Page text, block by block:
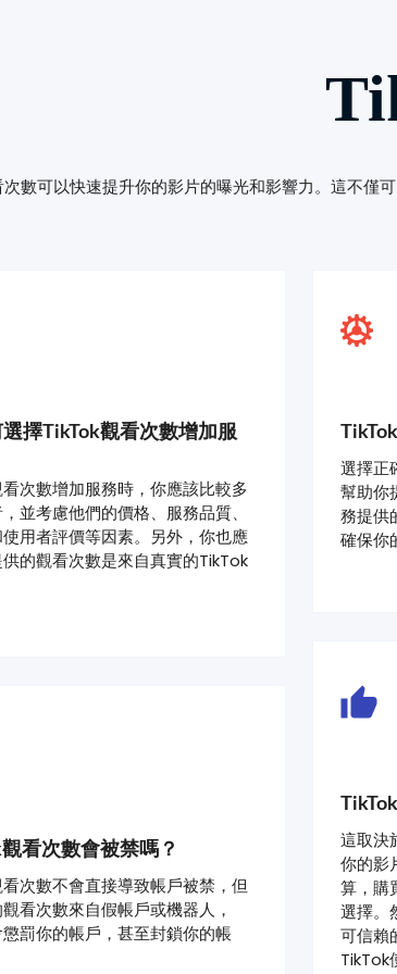
數可以快速提升你的影片的曝光和影響力。這不僅
擇TikTok觀看次數增加服
次數增加服務時，你應該比較多
並考慮他們的價格、服務品質、
用者評價等因素。另外，你也應
的觀看次數是來自真實的TikTok
看次數會被禁嗎？
次數不會直接導致帳戶被禁，但
看次數來自假帳戶或機器人，
罰你的帳戶，甚至封鎖你的帳
選擇正
幫助你
務提供
確保你
這取決
你的影
算，購
選擇。
可信賴
TikTok